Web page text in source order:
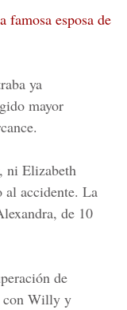
famosa esposa de
ya
mayor
ni Elizabeth
al accidente. La
de 10
de
con Willy y